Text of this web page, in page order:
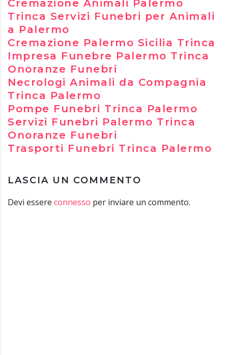
Cremazione Animali Palermo
Trinca Servizi Funebri per Animali
a Palermo
Cremazione Palermo Sicilia Trinca
Impresa Funebre Palermo Trinca
Onoranze Funebri
Necrologi Animali da Compagnia
Trinca Palermo
Pompe Funebri Trinca Palermo
Servizi Funebri Palermo Trinca
Onoranze Funebri
Trasporti Funebri Trinca Palermo
LASCIA UN COMMENTO
Devi essere connesso per inviare un commento.